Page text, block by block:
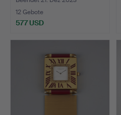
12 Gebote
577 USD